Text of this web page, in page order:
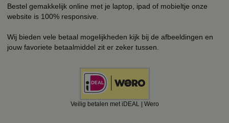
Bestel gemakkelijk online met je laptop, ipad of mobieltje onze
website is 100% responsive.
Wij bieden vele betaal mogelijkheden kijk bij de afbeeldingen en
jouw favoriete betaalmiddel zit er zeker tussen.
Veilig betalen met iDEAL | Wero